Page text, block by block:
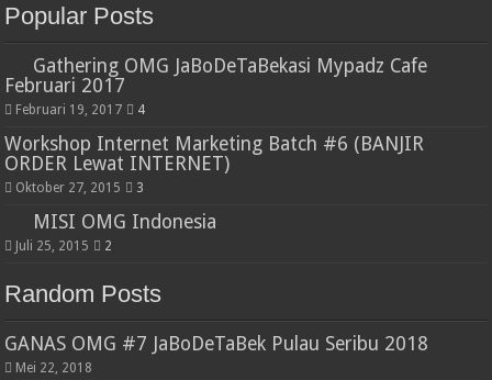
Popular Posts
Gathering OMG JaBoDeTaBekasi Mypadz Cafe
Februari 2017
Februari 19, 2017 4
Workshop Internet Marketing Batch #6 (BANJIR
ORDER Lewat INTERNET)
Oktober 27, 2015 3
MISI OMG Indonesia
Juli 25, 2015 2
Random Posts
GANAS OMG #7 JaBoDeTaBek Pulau Seribu 2018
Mei 22, 2018